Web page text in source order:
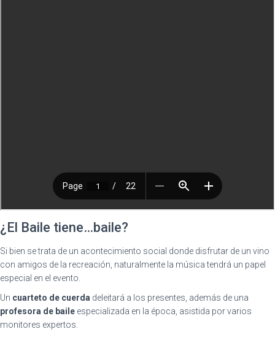
¿El Baile tiene…baile?
Si bien se trata de un acontecimiento social donde disfrutar de un vino
con amigos de la recreación, naturalmente la música tendrá un papel
especial en el evento.
Un cuarteto de cuerda deleitará a los presentes, además de una
profesora de baile especializada en la época, asistida por varios
monitores expertos.